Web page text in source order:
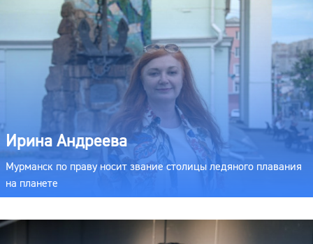
Ирина Андреева
Мурманск по праву носит звание столицы ледяного плавания
на планете